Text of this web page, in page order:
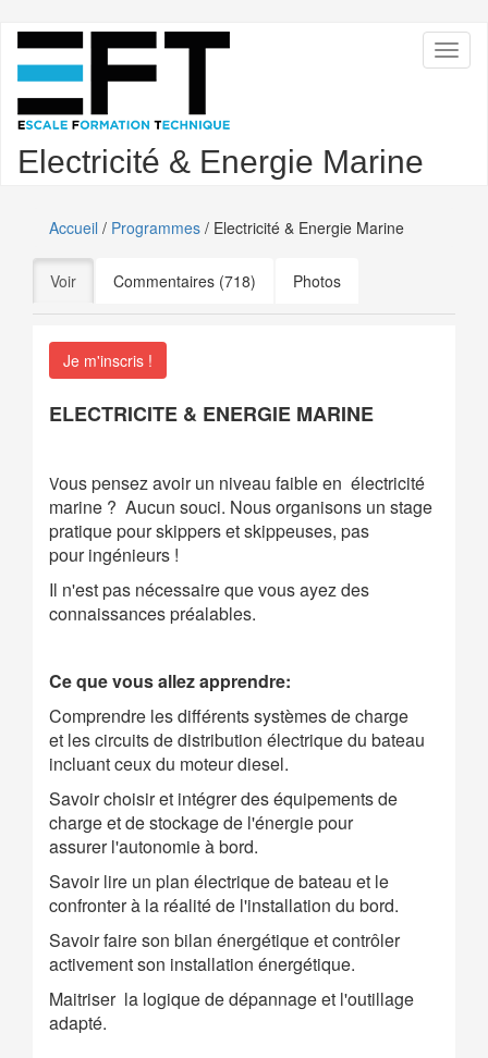
Aller
contenu
principal
Electricité & Energie Marine
Accueil / Programmes / Electricité & Energie Marine
Onglets
principaux
Voir (onglet actif)
Commentaires (718) Photos
Je m'inscris !
ELECTRICITE & ENERGIE MARINE
Vous pensez avoir un niveau faible en électricité
marine ? Aucun souci. Nous organisons un stage
pratique pour skippers et skippeuses, pas
pour ingénieurs !
Il n'est pas nécessaire que vous ayez des
connaissances préalables.
Ce que vous allez apprendre:
Comprendre les différents systèmes de charge
et les circuits de distribution électrique du bateau
incluant ceux du moteur diesel.
Savoir choisir et intégrer des équipements de
charge et de stockage de l'énergie pour
assurer l'autonomie à bord.
Savoir lire un plan électrique de bateau et le
confronter à la réalité de l'installation du bord.
Savoir faire son bilan énergétique et contrôler
activement son installation énergétique.
Maitriser la logique de dépannage et l'outillage
adapté.